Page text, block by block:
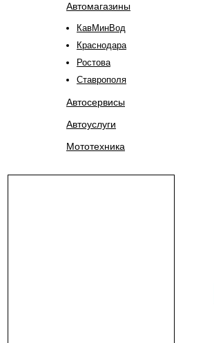
Автомагазины
КавМинВод
Краснодара
Ростова
Ставрополя
Автосервисы
Автоуслуги
Мототехника